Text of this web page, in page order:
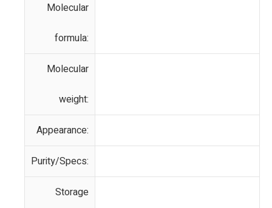
Molecular
formula:
Molecular
weight:
Appearance:
Purity/Specs:
Storage